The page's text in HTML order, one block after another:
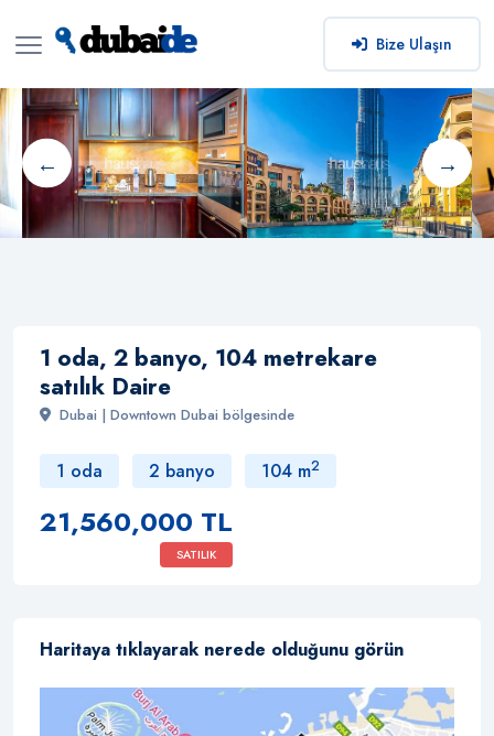
Bize Ulaşın
1 oda, 2 banyo, 104 metrekare
satılık Daire
Dubai | Downtown Dubai bölgesinde
1 oda 2 banyo 104 m2
21,560,000 TL
SATILIK
Haritaya tıklayarak nerede olduğunu görün